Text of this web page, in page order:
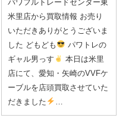
パワフルトレードセンター東
米里店から買取情報 お売り
いただきありがとうございま
した どもども
パワトレの
ギャル男っす
本日は米里
店にて、愛知・矢崎のVVFケ
ーブルを店頭買取させていた
だきました
…